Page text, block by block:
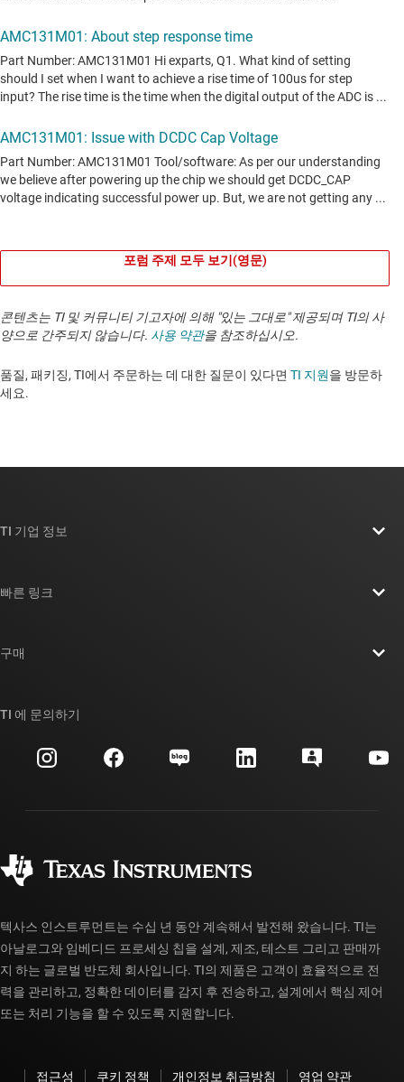
포럼 주제 모두 보기(영문)
콘텐츠는 TI 및 커뮤니티 기고자에 의해 "있는 그대로" 제공되며 TI의 사
양으로 간주되지 않습니다. 사용 약관을 참조하십시오.
품질, 패키징, TI에서 주문하는 데 대한 질문이 있다면 TI 지원을 방문하
세요. ​​​​​​​​​​​​​​
TI 기업 정보
투자 관계
제조
빠른 링크
대체품 검색
고객 지원 센터
myTI 계정 FAQ
구매
주문 FAQ
TI 에 문의하기
텍사스 인스트루먼트는 수십 년 동안 계속해서 발전해 왔습니다. TI는
아날로그와 임베디드 프로세싱 칩을 설계, 제조, 테스트 그리고 판매까
지 하는 글로벌 반도체 회사입니다. TI의 제품은 고객이 효율적으로 전
력을 관리하고, 정확한 데이터를 감지 후 전송하고, 설계에서 핵심 제어
또는 처리 기능을 할 수 있도록 지원합니다.
접근성 쿠키 정책 개인정보 취급방침
영업 약관